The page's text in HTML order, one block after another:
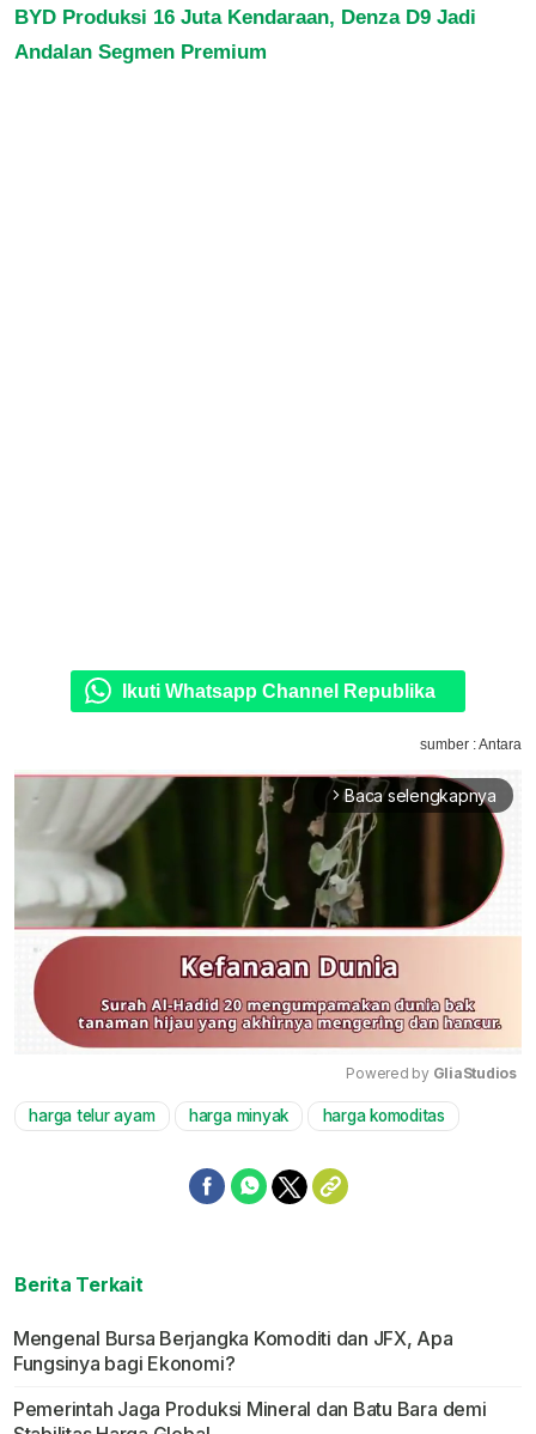
BYD Produksi 16 Juta Kendaraan, Denza D9 Jadi
Andalan Segmen Premium
Ikuti Whatsapp Channel Republika
sumber : Antara
arrow_forward_ios Baca selengkapnya
Mute
Powered by GliaStudios
harga telur ayam harga minyak harga komoditas
Berita Terkait
Mengenal Bursa Berjangka Komoditi dan JFX, Apa
Fungsinya bagi Ekonomi?
Pemerintah Jaga Produksi Mineral dan Batu Bara demi